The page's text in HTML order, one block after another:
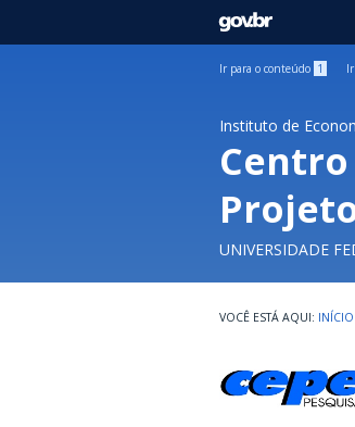
GOVBR
Ir para o conteúdo 1
Instituto de
Centro
UNIVERSIDADE
INÍCIO